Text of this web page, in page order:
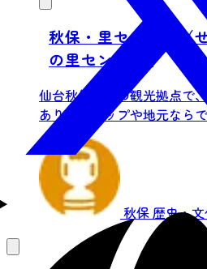
秋保・里センター（
の里センター)
仙台秋保温泉の観光拠点で
あり散策マップや地元なら
ること...
秋保歴史・